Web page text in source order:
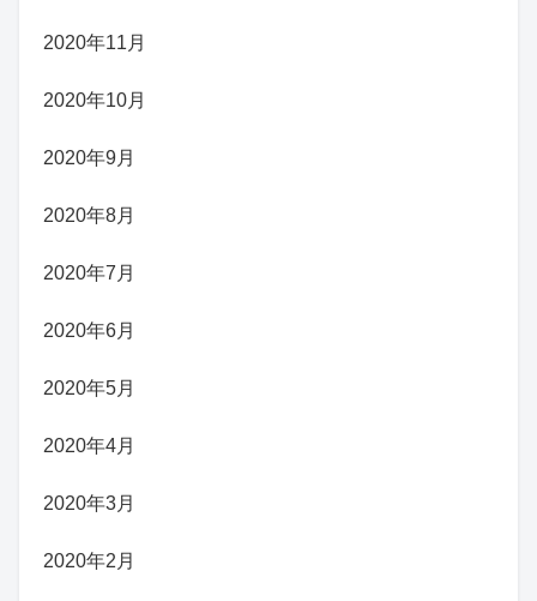
2020年11月
2020年10月
2020年9月
2020年8月
2020年7月
2020年6月
2020年5月
2020年4月
2020年3月
2020年2月